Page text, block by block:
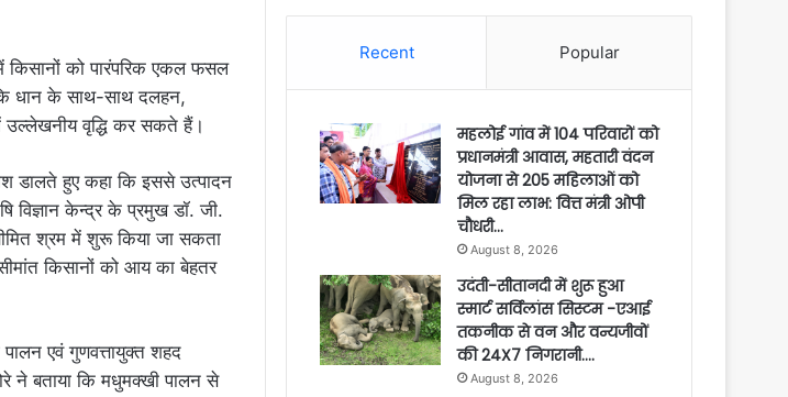
किसानों को पारंपरिक एकल फसल
धान के साथ-साथ दलहन,
वृद्धि कर सकते हैं।
डालते हुए कहा कि इससे उत्पादन
विज्ञान केन्द्र के प्रमुख डॉ. जी.
श्रम में शुरू किया जा सकता
किसानों को आय का बेहतर
पालन एवं गुणवत्तायुक्त शहद
ने बताया कि मधुमक्खी पालन से
Recent Popular
महलोई गांव में 104 परिवारों को
प्रधानमंत्री आवास, महतारी वंदन
योजना से 205 महिलाओं को
मिल रहा लाभ: वित्त मंत्री ओपी
चौधरी…
August 8, 2026
उदंती-सीतानदी में शुरू हुआ
स्मार्ट सर्विलांस सिस्टम -एआई
तकनीक से वन और वन्यजीवों
की 24X7 निगरानी….
August 8, 2026